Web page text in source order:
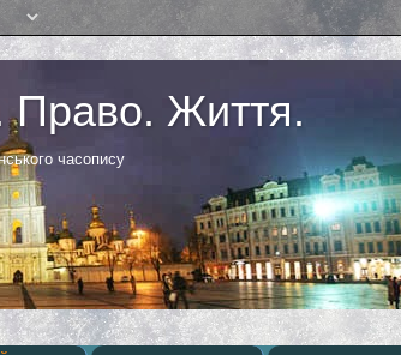
Право. Життя.
часопису